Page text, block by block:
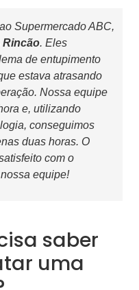
Supermercado ABC,
Rincão. Eles
de entupimento
estava atrasando
Nossa equipe
e, utilizando
conseguimos
duas horas. O
com o
equipe!
saber
uma